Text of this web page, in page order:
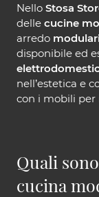
Nello Stosa
delle cucine
arredo
disponibile ed
nell’estetica e
con i mobili per
Quali
cucina